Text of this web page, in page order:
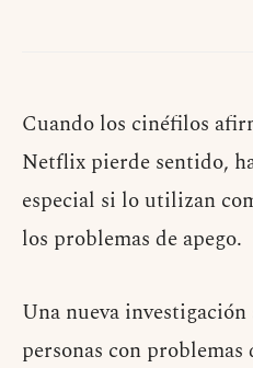
Cuando los cinéfilos
Netflix pierde sentido,
especial si lo utilizan
los problemas de apego.
Una nueva
personas con problemas